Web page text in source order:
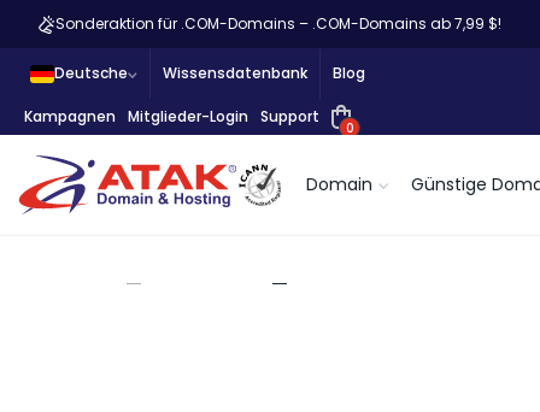
Sonderaktion für .COM-Domains – .COM-Domains ab 7,99 $!
Deutsche Wissensdatenbank Blog
Kampagnen Mitglieder-Login Support
0
Domain Günstige